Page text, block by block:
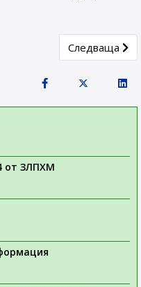
относно
Next article:
Следваща
от ЗЛПХМ